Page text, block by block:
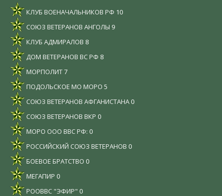
КЛУБ ВОЕНАЧАЛЬНИКОВ РФ 10
СОЮЗ ВЕТЕРАНОВ АНГОЛЫ 9
КЛУБ АДМИРАЛОВ 8
ДОМ ВЕТЕРАНОВ ВС РФ 8
МОРПОЛИТ7
ПОДОЛЬСКОЕ МО МОРО 5
СОЮЗ ВЕТЕРАНОВ АФГАНИСТАНА 0
СОЮЗ ВЕТЕРАНОВ ВКР 0
МОРО ООО ВВС РФ: 0
РОССИЙСКИЙ СОЮЗ ВЕТЕРАНОВ 0
БОЕВОЕ БРАТСТВО 0
МЕГАПИР 0
РООВВС "ЭФИР" 0